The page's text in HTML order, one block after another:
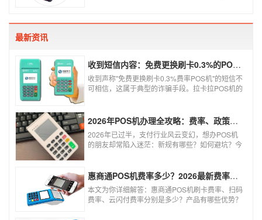
干扰到他人，不恶意套现银行，那么我们的行为犯
最新资讯
收到短信内容：免费更换刷卡0.3%的POS机，可以相信吗？
收到声称"免费更换刷卡0.3%费率POS机"的短信不
可相信，这属于典型的诈骗手段。拉卡拉POS机的
风险。以下结合权威信息分析原因及应对建议：2026年POS机办理全攻略：费率、政策、避坑一篇讲清
2026年已过半，支付行业风云变幻，想办POS机
的朋友却常陷入迷茫：新规有哪些？如何避坑？今
使用！
惠商通POS机费率多少？2026最新费率标准及办理全攻略
本文为你详细解答：惠商通POS机刷卡费率、扫码
费率、云闪付费率分别是多少？产品有哪些优势？